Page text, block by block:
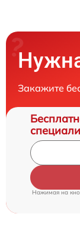
Закажите
Нажимая на